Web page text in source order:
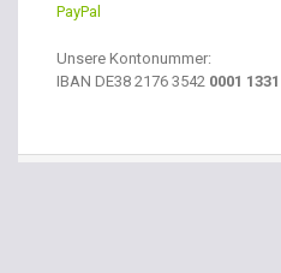
PayPal
Unsere Kontonummer:
IBAN DE38 2176 3542 0001